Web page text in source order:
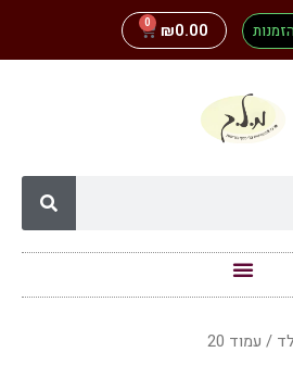
₪0.00
0
/ עמוד 20